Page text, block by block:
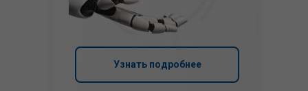
Узнать подробнее